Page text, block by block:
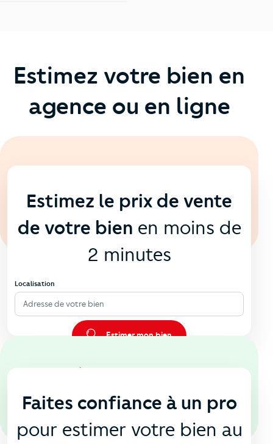
Estimez votre bien en
agence ou en ligne
Estimez le prix de vente
de votre bien en moins de
2 minutes
Localisation
Adresse de votre bien
Estimer mon bien
En agence
Faites confiance à un pro
pour estimer votre bien au